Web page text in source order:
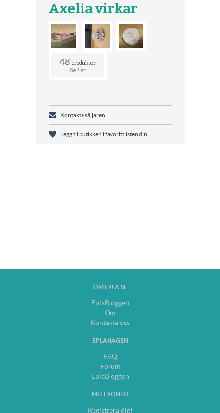
Axelia virkar
48 produkter
Se fler
Kontakta säljaren
Legg til butikken i favorittlisten din
OM EPLA.SE
EplaBloggen
Om
Kontakta oss
EPLAHAGEN
FAQ
Forum
EplaBloggen
MITT KONTO
Registrera dig!